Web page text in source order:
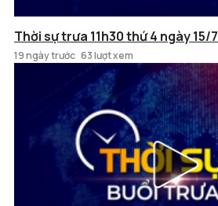
Thời sự trưa 11h30 thứ 4 ngày 15/
19 ngày trước 63 lượt xem